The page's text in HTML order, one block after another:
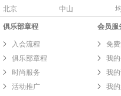
北京 中山
俱乐部章程
入会流程
俱乐部章程
时尚服务
活动推广
会员服
免
我
我
我